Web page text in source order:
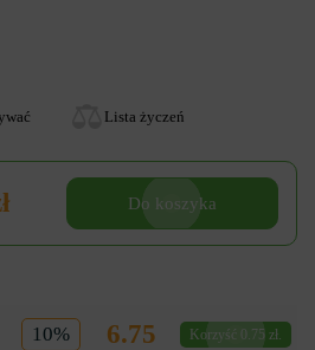
Lista życzeń
Do koszyka
10% 6.75 Korzyść 0.75 zł.